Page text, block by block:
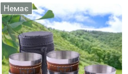
Немає